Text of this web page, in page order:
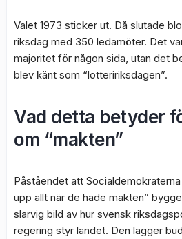
Valet 1973 sticker ut. Då slutade
riksdag med 350 ledamöter. Det
majoritet för någon sida, utan det
blev känt som “lotteririksdagen”.
Vad detta betyder
om “makten”
Påståendet att
upp allt när de hade makten”
slarvig bild av hur svensk
regering styr landet. Den lägger